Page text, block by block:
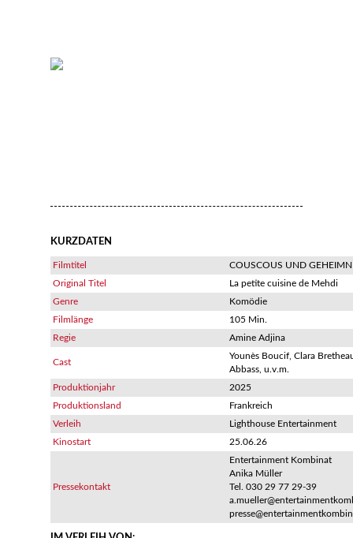
KURZDATEN
Filmtitel
COUSCOUS UND
Original Titel
La petite cuisine de Mehdi
Genre
Komödie
Filmlänge
105 Min.
Regie
Amine Adjina
Cast
Younès Boucif, Clara
Abbass, u.v.m.
Produktionjahr
2025
Produktionsland
Frankreich
Verleih
Lighthouse Entertainment
Kinostart
25.06.26
Pressekontakt
Entertainment Kombinat
Anika Müller
Tel. 030 29 77 29-39